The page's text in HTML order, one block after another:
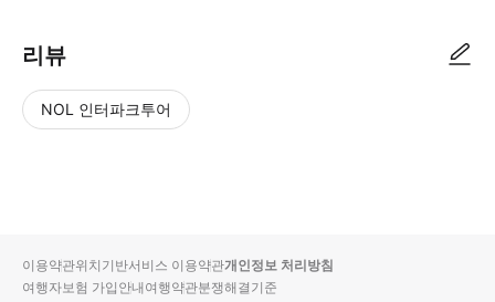
리뷰
NOL 인터파크투어
입니
다.
순
상
이용약관위치기반서비스 이용약관개인정보 처리방침
여행자보험 가입안내여행약관분쟁해결기준